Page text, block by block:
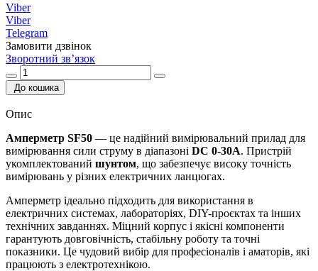
Viber
Viber
Telegram
Замовити дзвінок
Зворотний зв’язок
До кошика
Опис
Амперметр SF50 — це надійний вимірювальний прилад для
вимірювання сили струму в діапазоні DC 0-30А. Пристрій
укомплектований шунтом, що забезпечує високу точність
вимірювань у різних електричних ланцюгах.
Амперметр ідеально підходить для використання в
електричних системах, лабораторіях, DIY-проєктах та інших
технічних завданнях. Міцний корпус і якісні компоненти
гарантують довговічність, стабільну роботу та точні
показники. Це чудовий вибір для професіоналів і аматорів, які
працюють з електротехнікою.